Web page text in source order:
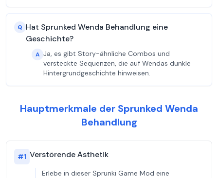
Q Hat Sprunked Wenda Behandlung eine
Geschichte?
A Ja, es gibt Story-ähnliche Combos und
versteckte Sequenzen, die auf Wendas dunkle
Hintergrundgeschichte hinweisen.
Hauptmerkmale der Sprunked Wenda
Behandlung
#1 Verstörende Ästhetik
Erlebe in dieser Sprunki Game Mod eine